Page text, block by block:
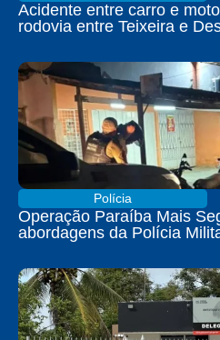
Acidente entre carro e
rodovia entre Teixeira e
Polícia
Operação Paraíba Mais
abordagens da Polícia